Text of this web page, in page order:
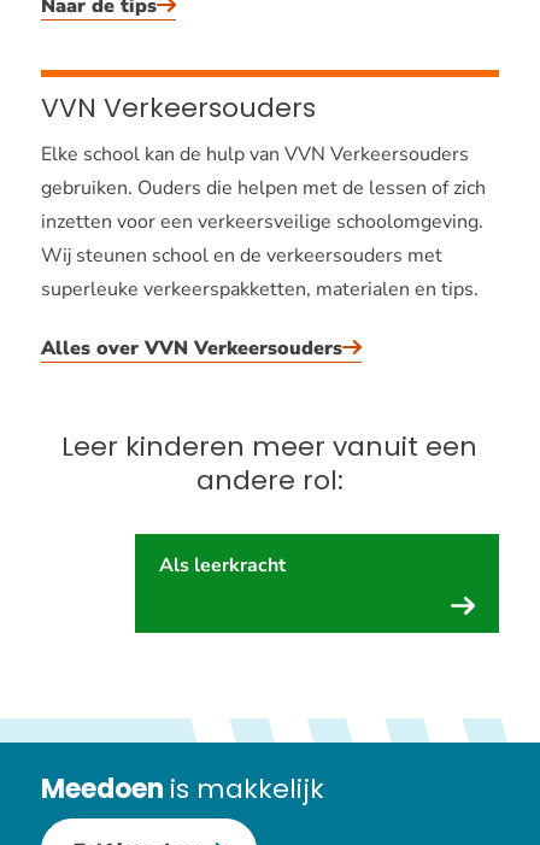
Naar de tips
VVN Verkeersouders
Elke school kan de hulp van VVN Verkeersouders
gebruiken. Ouders die helpen met de lessen of zich
inzetten voor een verkeersveilige schoolomgeving.
Wij steunen school en de verkeersouders met
superleuke verkeerspakketten, materialen en tips.
Alles over VVN Verkeersouders
Leer kinderen meer vanuit een
andere rol:
Als leerkracht
Meedoen is makkelijk